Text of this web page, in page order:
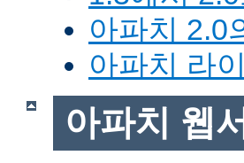
아파치 2.0
아파치 라
아파치 웹